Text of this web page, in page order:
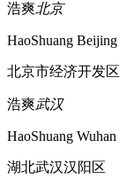
浩爽北京
HaoShuang Beijing
北京市经济开发区
浩爽武汉
HaoShuang Wuhan
湖北武汉汉阳区